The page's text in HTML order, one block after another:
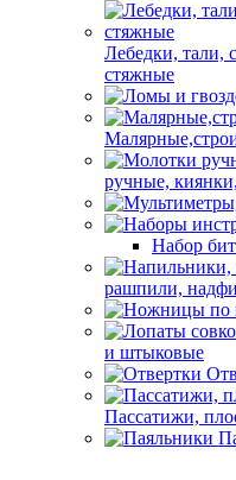
Лебедки, тали,
стяжные
ручные,
Набор
рашпили,
и штыковые
Пассатижи,